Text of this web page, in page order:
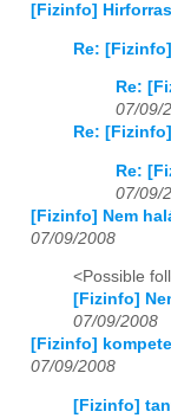
2023 01 02 03 04
02 04
03 04
[Fizinfo]
Re:
Re:
07/09/
Re:
Re:
07/09/
[Fizinfo] Nem
07/09/2008
<Possible
[Fizinfo]
07/09/2008
[Fizinfo]
07/09/2008
[Fizinfo]